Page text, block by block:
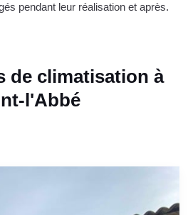
pendant leur réalisation et après.
de climatisation à
l'Abbé